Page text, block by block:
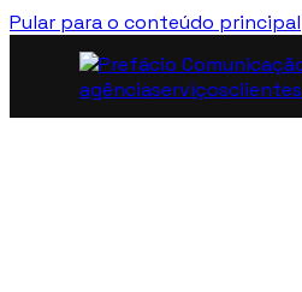
Pular para o conteúdo principal
agênciaserviçosclientes